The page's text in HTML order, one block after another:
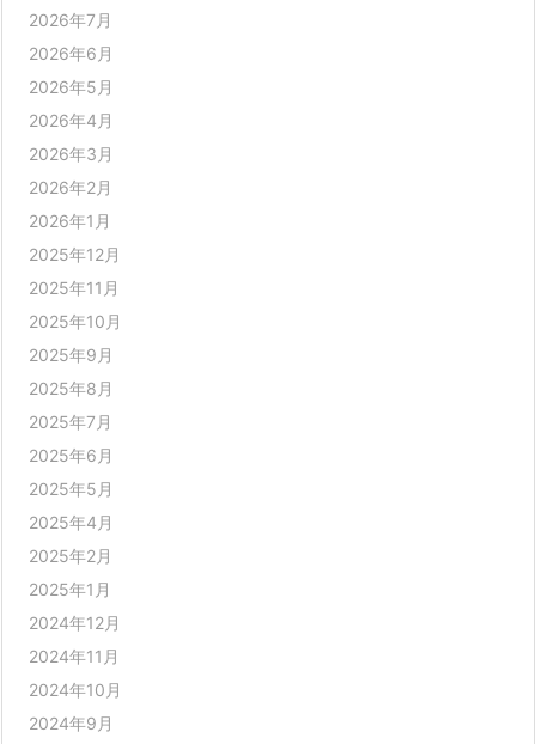
2026年7月
2026年6月
2026年5月
2026年4月
2026年3月
2026年2月
2026年1月
2025年12月
2025年11月
2025年10月
2025年9月
2025年8月
2025年7月
2025年6月
2025年5月
2025年4月
2025年2月
2025年1月
2024年12月
2024年11月
2024年10月
2024年9月